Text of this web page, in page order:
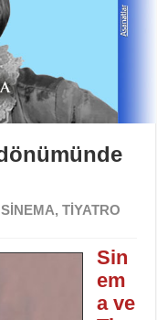
SİNEMA,TİYATRO
Sin
em
a ve